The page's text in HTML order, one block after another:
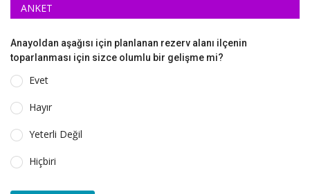
ANKET
Anayoldan aşağısı için planlanan rezerv alanı ilçenin
toparlanması için sizce olumlu bir gelişme mi?
Evet
Hayır
Yeterli Değil
Hiçbiri